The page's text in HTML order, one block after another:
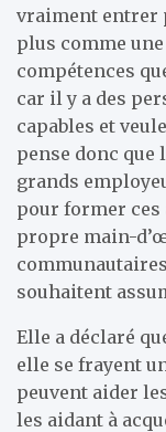
vraiment entrer
plus comme
compétences
car il y a des
capables et
pense donc
grands
pour former
propre main-
souhaitent
Elle a déclaré
elle se frayent
peuvent aider
les aidant à